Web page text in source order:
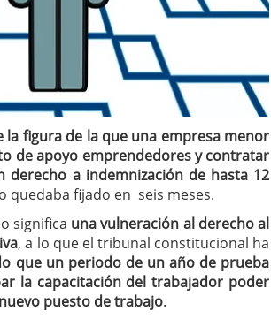
la figura de la que una empresa menor
de apoyo emprendedores y contratar
a indemnización de hasta 12
quedaba fijado en seis meses.
significa una vulneración al derecho al
, a lo que el tribunal constitucional ha
que un periodo de un año de prueba
la capacitación del trabajador poder
puesto de trabajo.